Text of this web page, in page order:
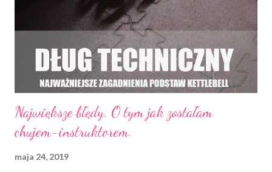
chamsku ODMAWIAŁA przyjęcia pieniędzy od firmy Benefit. Nie
kwestionuję mojego chamstwa. Po co miałabym się niby tyle
uśmiechać i ryzykować pomarszczeniem ryjka na późną starość w
Największe błędy. O tym jak zostałam
chujem-instruktorem.
maja 24, 2019